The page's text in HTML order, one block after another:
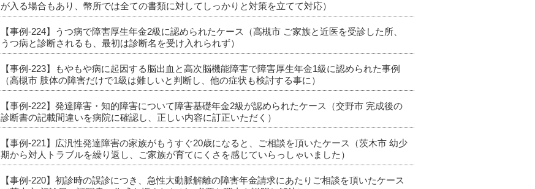
が入る場合もあり、幣所では全ての書類に対してしっかりと対策を立てて対応）
【事例-224】うつ病で障害厚生年金2級に認められたケース（高槻市 ご家族と近医を受診した所、
うつ病と診断されるも、最初は診断名を受け入れられず）
【事例-223】もやもや病に起因する脳出血と高次脳機能障害で障害厚生年金1級に認められた事例
（高槻市 肢体の障害だけで1級は難しいと判断し、他の症状も検討する事に）
【事例-222】発達障害・知的障害について障害基礎年金2級が認められたケース（交野市 完成後の
診断書の記載間違いを病院に確認し、正しい内容に訂正いただく）
【事例-221】広汎性発達障害の家族がもうすぐ20歳になると、ご相談を頂いたケース（茨木市 幼少
期から対人トラブルを繰り返し、ご家族が育てにくさを感じていらっしゃいました）
【事例-220】初診時の誤診につき、急性大動脈解離の障害年金請求にあたりご相談を頂いたケース